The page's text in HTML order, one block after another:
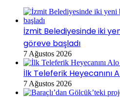
İzmit Belediyesinde iki
göreve başladı
7 Ağustos 2026
İlk Teleferik Heyecanını
7 Ağustos 2026